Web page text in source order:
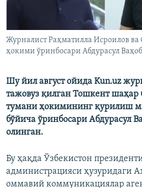
Журналист Раҳматилла Исроилов ва
ҳокими ўринбосари Абдурасул
Шу йил август ойида Kun.uz
тажовуз қилган Тошкент шаҳар
тумани ҳокимининг қурилиш
бўйича ўринбосари Абдурасул
олинган.
Бу ҳақда Ўзбекистон
администрацияси ҳузуридаги
оммавий коммуникациялар